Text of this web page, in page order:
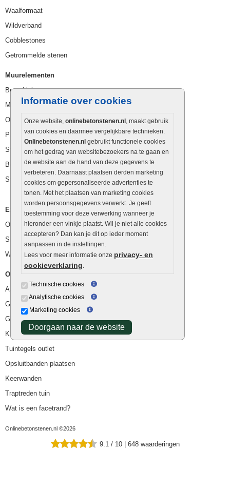
Informatie over cookies
Onze website, onlinebetonstenen.nl , maakt gebruik
van cookies en daarmee vergelijkbare technieken.
Onlinebetonstenen.nl gebruikt functionele cookies
om het gedrag van websitebezoekers na te gaan en
de website aan de hand van deze gegevens te
verbeteren. Daarnaast plaatsen derden marketing
cookies om gepersonaliseerde advertenties te
tonen. Met het plaatsen van marketing cookies
worden persoonsgegevens verwerkt. Je geeft
toestemming voor deze verwerking wanneer je
hieronder een vinkje plaatst. Wil je niet alle cookies
accepteren? Dan kan je dit op ieder moment
aanpassen in de instellingen.
Lees voor meer informatie onze privacy- en
cookieverklaring.
Technische cookies
Analytische cookies
Marketing cookies
Doorgaan naar de website
Waalformaat
Wildverband
Cobblestones
Getrommelde stenen
Muurelementen
Betonbielzen
Muurstenen
Opsluitbanden
Palissaden
Stapelblokken
Betonblokken
Stapelstenen
Extra benodigdheden
Ophoogzand
Siergrind en siersplit
Waterafvoer
Overig
Aanbiedingen
Goedkope bestrating
Goedkope tuintegels
Kunstgras
Tuintegels outlet
Opsluitbanden plaatsen
Keerwanden
Traptreden tuin
Wat is een facetrand?
Onlinebetonstenen.nl ©2026
9.1 / 10 | 648 waarderingen